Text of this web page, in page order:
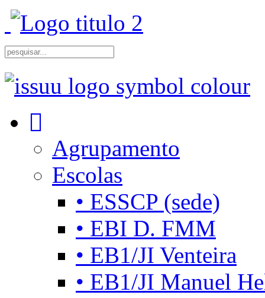
Agrupamento
Escolas
• ESSCP (sede)
• EBI D. FMM
• EB1/JI Venteira
• EB1/JI Manuel